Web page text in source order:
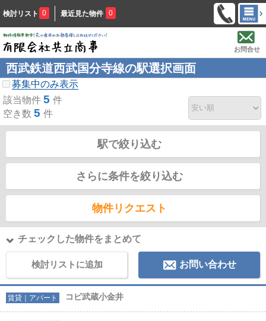
検討リスト 0 最近見た物件 0
お問合せ
西武鉄道西武国分寺線の駅選択画面
募集中のみ表示
該当物件 5 件
空き数 5 件
駅で絞り込む
さらに条件を絞り込む
物件リクエスト
チェックした物件をまとめて
検討リストに追加 お問い合わせ
賃貸｜アパート コピ武蔵小金井